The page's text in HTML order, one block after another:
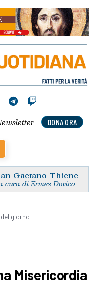
DONA ORA
Gaetano Thiene
cura di Ermes Dovico
giorno
Misericordia